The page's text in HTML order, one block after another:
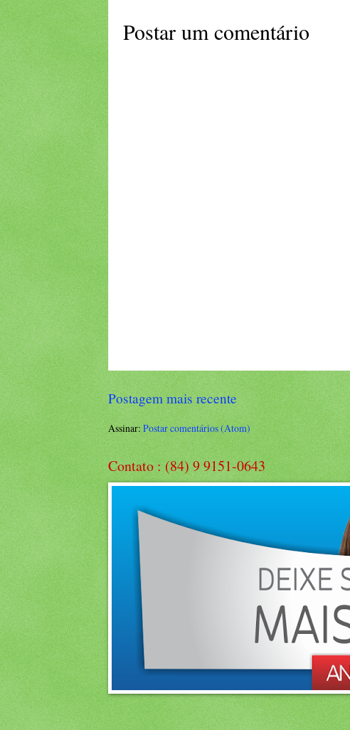
Postar um comentário
Postagem mais recente
Assinar:Postar comentários (Atom)
Contato : (84) 9 9151-0643